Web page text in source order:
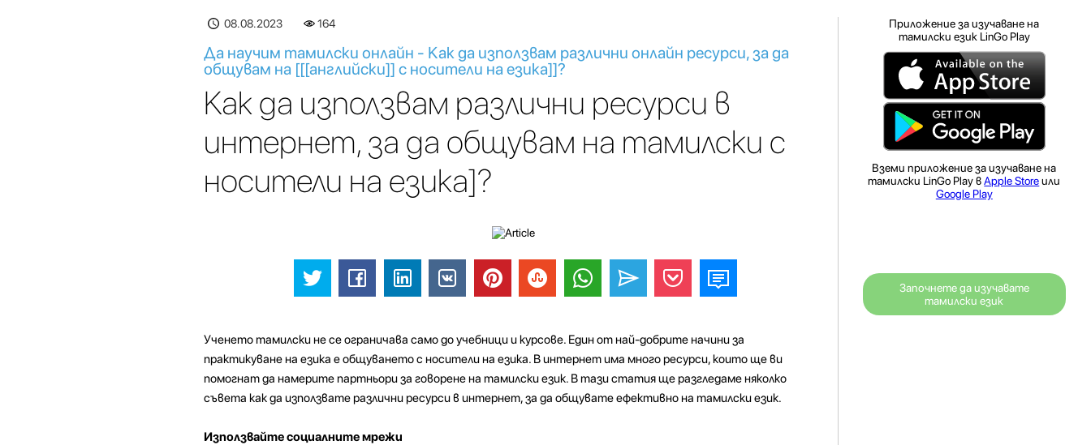
08.08.2023 164
Да научим тамилски онлайн - Как да използвам различни онлайн ресурси, за да
общувам на [[[английски]] с носители на езика]]?
Как да използвам различни ресурси в
интернет, за да общувам на тамилски с
носители на езика]?
Ученето тамилски не се ограничава само до учебници и курсове. Един от най-добрите начини за
практикуване на езика е общуването с носители на езика. В интернет има много ресурси, които ще ви
помогнат да намерите партньори за говорене на тамилски език. В тази статия ще разгледаме няколко
съвета как да използвате различни ресурси в интернет, за да общувате ефективно на тамилски език.
Използвайте социалните мрежи
Приложение за изучаване на
тамилски език LinGo Play
Вземи приложение за изучаване на
тамилски LinGo Play вApple Storeили
Google Play
Започнете да изучавате
тамилски език